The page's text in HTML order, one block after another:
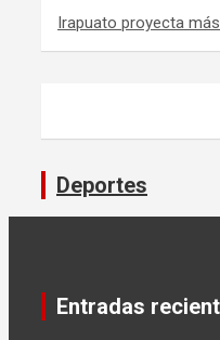
Irapuato proyecta
Deportes
Entradas